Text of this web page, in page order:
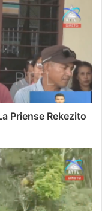
Priense Rekezito